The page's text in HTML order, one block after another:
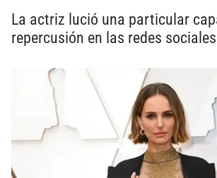
La actriz lució una particular
repercusión en las redes